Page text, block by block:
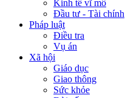
Kinh tế vĩ mô
Đầu tư - Tài chính
Pháp luật
Điều tra
Vụ án
Xã hội
Giáo dục
Giao thông
Sức khỏe